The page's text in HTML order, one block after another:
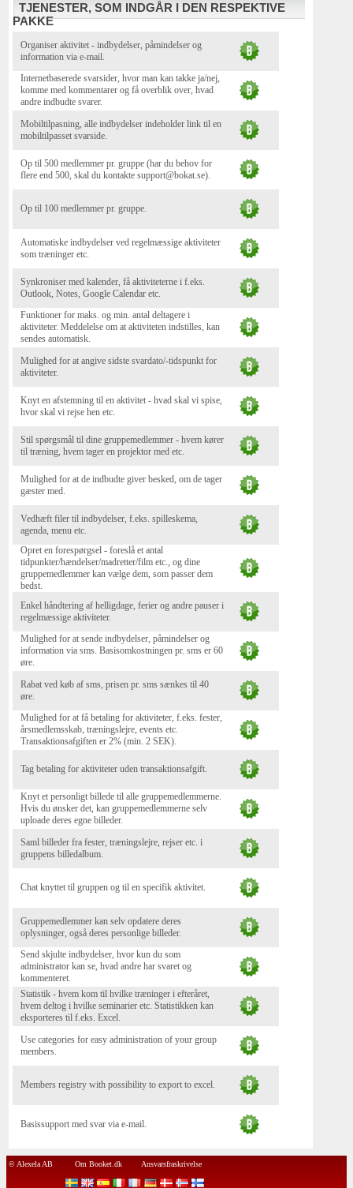
TJENESTER, SOM INDGÅR I DEN RESPEKTIVE
PAKKE
Organiser aktivitet - indbydelser, påmindelser og
information via e-mail.
Internetbaserede svarsider, hvor man kan takke ja/nej,
komme med kommentarer og få overblik over, hvad
andre indbudte svarer.
Mobiltilpasning, alle indbydelser indeholder link til en
mobiltilpasset svarside.
Op til 500 medlemmer pr. gruppe (har du behov for
flere end 500, skal du kontakte support@bokat.se).
Op til 100 medlemmer pr. gruppe.
Automatiske indbydelser ved regelmæssige aktiviteter
som træninger etc.
Synkroniser med kalender, få aktiviteterne i f.eks.
Outlook, Notes, Google Calendar etc.
Funktioner for maks. og min. antal deltagere i
aktiviteter. Meddelelse om at aktiviteten indstilles, kan
sendes automatisk.
Mulighed for at angive sidste svardato/-tidspunkt for
aktiviteter.
Knyt en afstemning til en aktivitet - hvad skal vi spise,
hvor skal vi rejse hen etc.
Stil spørgsmål til dine gruppemedlemmer - hvem kører
til træning, hvem tager en projektor med etc.
Mulighed for at de indbudte giver besked, om de tager
gæster med.
Vedhæft filer til indbydelser, f.eks. spilleskema,
agenda, menu etc.
Opret en forespørgsel - foreslå et antal
tidpunkter/hændelser/madretter/film etc., og dine
gruppemedlemmer kan vælge dem, som passer dem
bedst.
Enkel håndtering af helligdage, ferier og andre pauser i
regelmæssige aktiviteter.
Mulighed for at sende indbydelser, påmindelser og
information via sms. Basisomkostningen pr. sms er 60
øre.
Rabat ved køb af sms, prisen pr. sms sænkes til 40
øre.
Mulighed for at få betaling for aktiviteter, f.eks. fester,
årsmedlemsskab, træningslejre, events etc.
Transaktionsafgiften er 2% (min. 2 SEK).
Tag betaling for aktiviteter uden transaktionsafgift.
Knyt et personligt billede til alle gruppemedlemmerne.
Hvis du ønsker det, kan gruppemedlemmerne selv
uploade deres egne billeder.
Saml billeder fra fester, træningslejre, rejser etc. i
gruppens billedalbum.
Chat knyttet til gruppen og til en specifik aktivitet.
Gruppemedlemmer kan selv opdatere deres
oplysninger, også deres personlige billeder.
Send skjulte indbydelser, hvor kun du som
administrator kan se, hvad andre har svaret og
kommenteret.
Statistik - hvem kom til hvilke træninger i efteråret,
hvem deltog i hvilke seminarier etc. Statistikken kan
eksporteres til f.eks. Excel.
Use categories for easy administration of your group
members.
Members registry with possibility to export to excel.
Basissupport med svar via e-mail.
© Alexela AB Om Booket.dk Ansvarsfraskrivelse